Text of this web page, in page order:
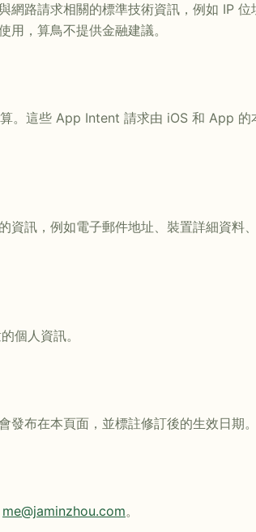
網路請求相關的標準技術資訊，例如 IP
用，算鳥不提供金融建議。
。這些 App Intent 請求由 iOS 和 App 的
資訊，例如電子郵件地址、裝置詳細資料
個人資訊。
布在本頁面，並標註修訂後的生效日期。
me@jaminzhou.com。